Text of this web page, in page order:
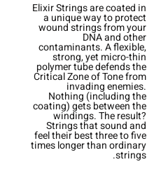
Elixir Strings are coated in
a unique way to protect
wound strings from your
DNA and other
contaminants. A flexible,
strong, yet micro-thin
polymer tube defends the
Critical Zone of Tone from
invading enemies.
Nothing (including the
coating) gets between the
windings. The result?
Strings that sound and
feel their best three to five
times longer than ordinary
strings.